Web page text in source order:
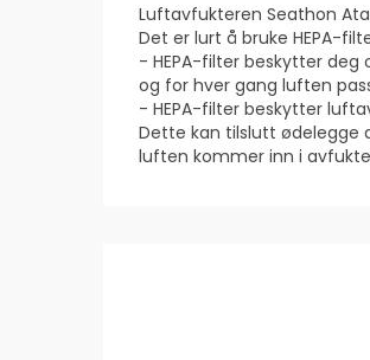
Luftavfukteren Seathon
Det er lurt å bruke HEPA-
- HEPA-filter beskytter
og for hver gang luften
- HEPA-filter beskytter
Dette kan tilslutt ødelegge
luften kommer inn i